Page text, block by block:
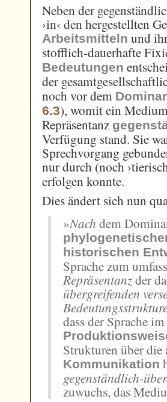
Neben der
›in‹ den hergestellten
Arbeitsmitteln und
stofflich-dauerhafte
Bedeutungen
der
noch vor dem
6.3), womit ein
Repräsentanz
Verfügung stand. Sie
Sprechvorgang
nur durch (noch
erfolgen konnte.
Dies ändert sich nun
»Nach dem
historischen
Sprache zum
Repräsentanzder
übergreifenden
dass der Sprache
Strukturen über die
Kommunikation
gegenständlich-
zuwuchs, das